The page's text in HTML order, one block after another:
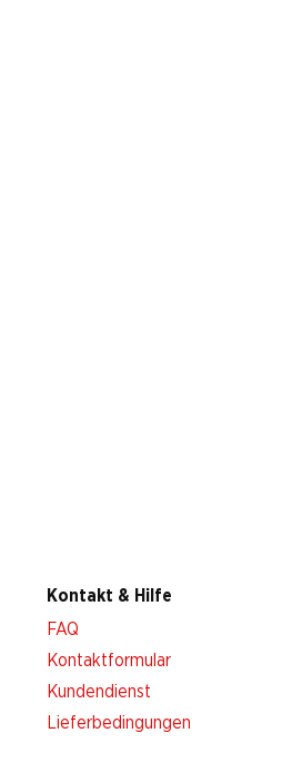
an!
Kontakt & Hilfe
FAQ
Kontaktformular
Kundendienst
Lieferbedingungen